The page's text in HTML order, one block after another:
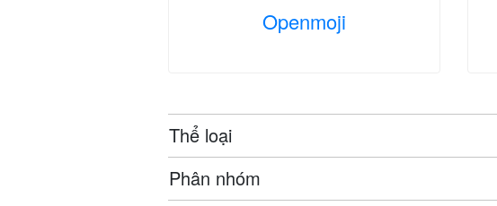
Openmoji
Thể loại
Phân nhóm